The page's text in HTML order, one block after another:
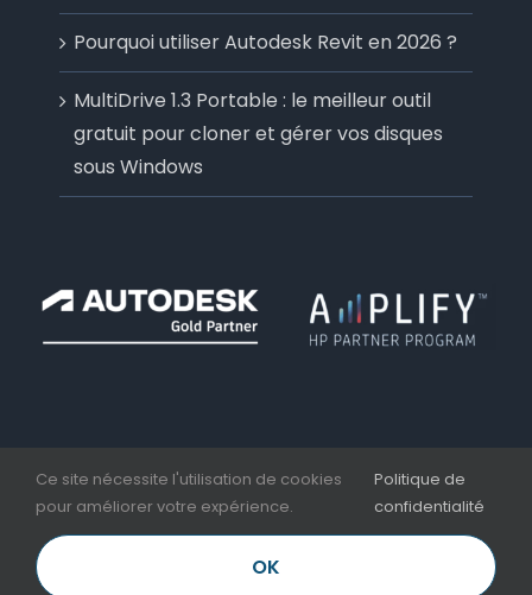
Pourquoi utiliser Autodesk Revit en 2026 ?
MultiDrive 1.3 Portable : le meilleur outil
gratuit pour cloner et gérer vos disques
sous Windows
LinkedInFacebookYouTube
Ce site nécessite l'utilisation de cookies
pour améliorer votre expérience.
Politique de
confidentialité
OK